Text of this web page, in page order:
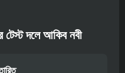
টেস্ট দলে আকিব নবী